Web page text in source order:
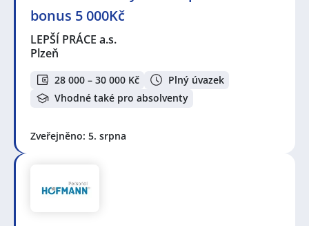
bonus 5 000Kč
LEPŠÍ PRÁCE a.s.
Plzeň
28 000 – 30 000 Kč
Plný úvazek
Vhodné také pro absolventy
Zveřejněno: 5. srpna